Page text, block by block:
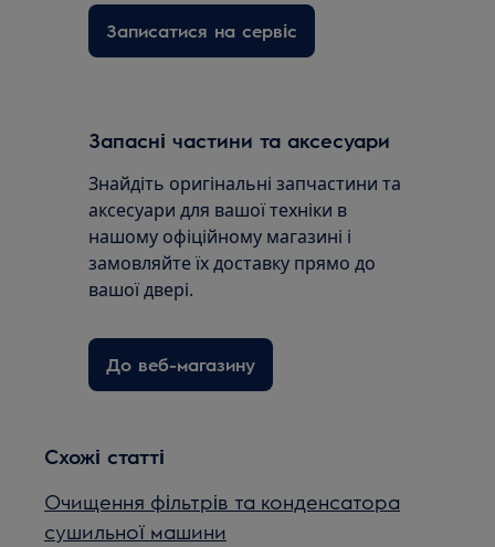
Записатися на сервіс
Запасні частини та аксесуари
Знайдіть оригінальні запчастини та
аксесуари для вашої техніки в
нашому офіційному магазині і
замовляйте їх доставку прямо до
вашої двері.
До веб-магазину
Схожі статті
Очищення фільтрів та конденсатора
сушильної машини